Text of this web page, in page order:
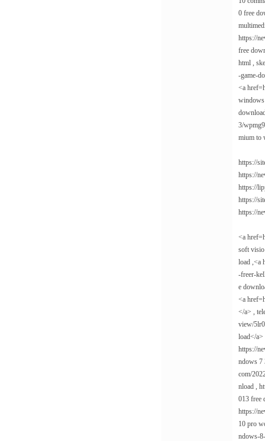
0 free
https://
free
html ,
-game-
<a
windows
3/
mium to
https://
https://
https://
https://
https://
<a
soft
load ,<a
-freer-
e
<a
</a> ,
view/
load</a>
https://
ndows 7
com/
nload ,
013 free
https://
10 pro
ndows-